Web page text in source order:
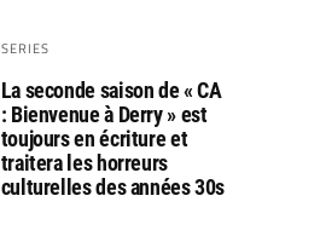
SERIES
La seconde saison de « CA
: Bienvenue à Derry » est
toujours en écriture et
traitera les horreurs
culturelles des années 30s